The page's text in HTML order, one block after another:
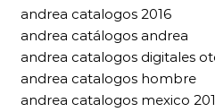
andrea catalogos 2016
andrea catálogos andrea
andrea catalogos digitales
andrea catalogos hombre
andrea catalogos mexico